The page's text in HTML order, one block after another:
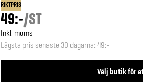
RIKTPRIS
49:-/ST
Inkl. moms
Lägsta pris senaste 30 dagarna:49:-
Välj butik för